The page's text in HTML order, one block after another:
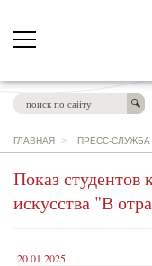
ГЛАВНАЯ > ПРЕСС-СЛУЖБА
Показ студентов
искусства "В
20.01.2025